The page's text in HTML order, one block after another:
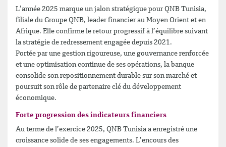
L’année 2025 marque un jalon stratégique pour QNB Tunisia,
filiale du Groupe QNB, leader financier au Moyen Orient et en
Afrique. Elle confirme le retour progressif à l’équilibre suivant
la stratégie de redressement engagée depuis 2021.
Portée par une gestion rigoureuse, une gouvernance renforcée
et une optimisation continue de ses opérations, la banque
consolide son repositionnement durable sur son marché et
poursuit son rôle de partenaire clé du développement
économique.
Forte progression des indicateurs financiers
Au terme de l’exercice 2025, QNB Tunisia a enregistré une
croissance solide de ses engagements. L’encours des